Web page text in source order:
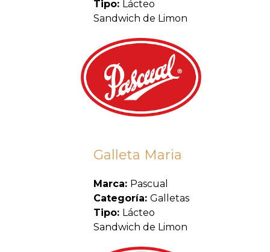
Tipo: Lácteo
Sandwich de Limon
Galleta Maria
Marca: Pascual
Categoría: Galletas
Tipo: Lácteo
Sandwich de Limon